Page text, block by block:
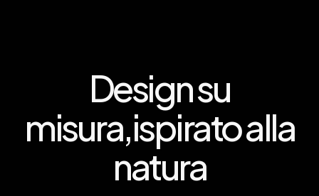
Design su
misura,ispirato alla
natura